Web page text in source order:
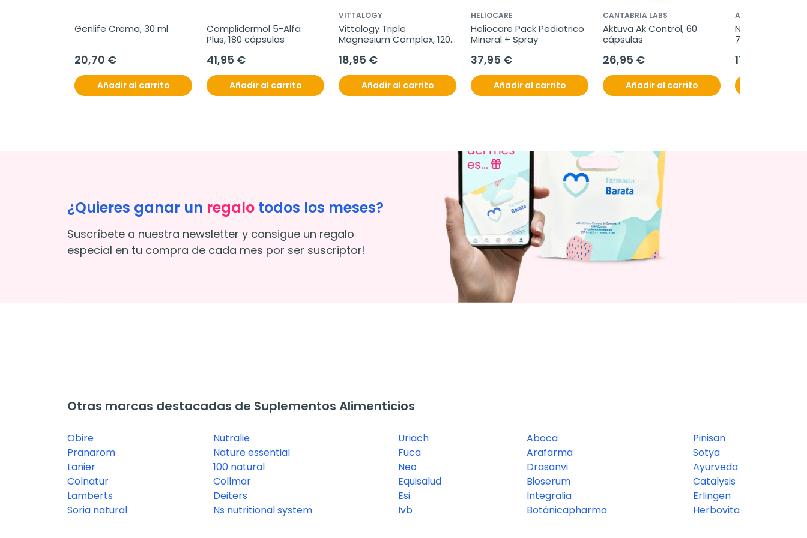
Genlife Crema, 30 ml
20,70 €
Añadir al carrito
Complidermol 5-Alfa
Plus, 180 cápsulas
41,95 €
Añadir al carrito
VITTALOGY
Vittalogy Triple
Magnesium Complex, 120
18,95 €
Añadir al carrito
HELIOCARE
Heliocare Pack Pediatrico
Mineral + Spray
37,95 €
Añadir al carrito
CANTABRIA LABS
Aktuva Ak Control, 60
cápsulas
26,95 €
Añadir al carrito
ABOCA
Neobianacid
70 comprimidos
17,75 €
¿Quieres ganar un regalo todos los meses?
Suscríbete a nuestra newsletter y consigue un regalo
especial en tu compra de cada mes por ser suscriptor!
Otras marcas destacadas de Suplementos Alimenticios
Obire
Pranarom
Lanier
Colnatur
Lamberts
Soria natural
Nutralie
Nature essential
100 natural
Collmar
Deiters
Ns nutritional system
Uriach
Fuca
Neo
Equisalud
Esi
Ivb
Aboca
Arafarma
Drasanvi
Bioserum
Integralia
Botánicapharma
Pinisan
Sotya
Ayurveda
Catalysis
Erlingen
Herbovita